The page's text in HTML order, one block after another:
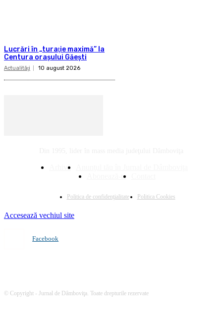
Lucrări în „turaţie maximă” la
Centura oraşului Găeşti
Actualităţi 10 august 2026
Arhivă
Abonează-te
Politica de confidenţialitate Politica Cookies
Accesează vechiul site
Facebook
© Copyright - Jurnal de Dâmboviţa. Toate drepturile rezervate